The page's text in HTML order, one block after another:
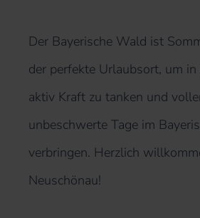
Der Bayerische Wald ist
der perfekte Urlaubsort, um
aktiv Kraft zu tanken und
unbeschwerte Tage im
verbringen. Herzlich
Neuschönau!